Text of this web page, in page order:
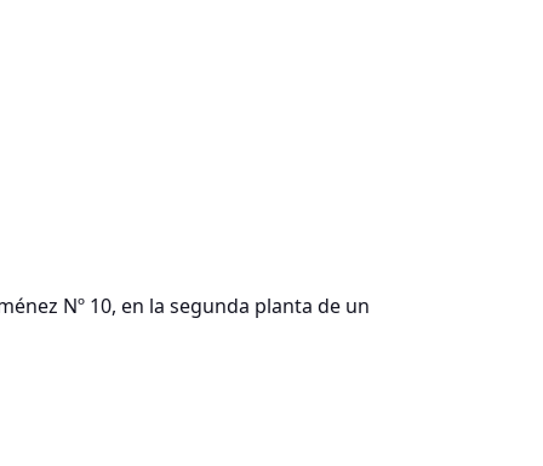
Nº 10, en la segunda planta de un